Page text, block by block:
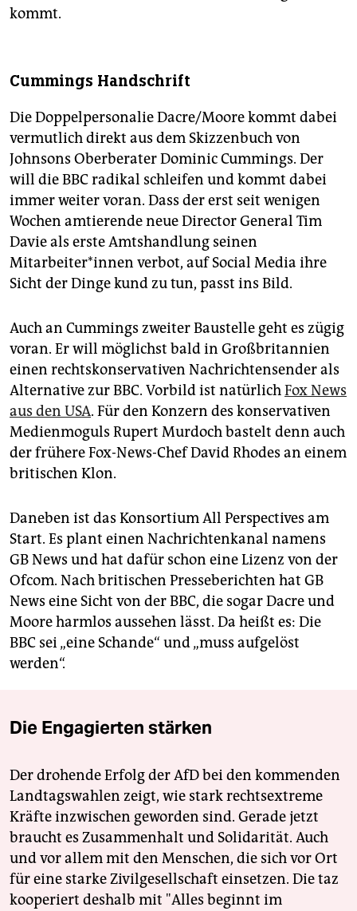
kommt.
Cummings Handschrift
Die Doppelpersonalie Dacre/Moore kommt dabei
vermutlich direkt aus dem Skizzenbuch von
Johnsons Oberberater Dominic Cummings. Der
will die BBC radikal schleifen und kommt dabei
immer weiter voran. Dass der erst seit wenigen
Wochen amtierende neue Director General Tim
Davie als erste Amtshandlung seinen
Mitarbeiter*innen verbot, auf Social Media ihre
Sicht der Dinge kund zu tun, passt ins Bild.
Auch an Cummings zweiter Baustelle geht es zügig
voran. Er will möglichst bald in Großbritannien
einen rechtskonservativen Nachrichtensender als
Alternative zur BBC. Vorbild ist natürlichFox News
aus den USA. Für den Konzern des konservativen
Medienmoguls Rupert Murdoch bastelt denn auch
der frühere Fox-News-Chef David Rhodes an einem
britischen Klon.
Daneben ist das Konsortium All Perspectives am
Start. Es plant einen Nachrichtenkanal namens
GB News und hat dafür schon eine Lizenz von der
Ofcom. Nach britischen Presseberichten hat GB
News eine Sicht von der BBC, die sogar Dacre und
Moore harmlos aussehen lässt. Da heißt es: Die
BBC sei „eine Schande“ und „muss aufgelöst
werden“.
Die Engagierten stärken
Der drohende Erfolg der AfD bei den kommenden
Landtagswahlen zeigt, wie stark rechtsextreme
Kräfte inzwischen geworden sind. Gerade jetzt
braucht es Zusammenhalt und Solidarität. Auch
und vor allem mit den Menschen, die sich vor Ort
für eine starke Zivilgesellschaft einsetzen. Die taz
kooperiert deshalb mit "Alles beginnt im